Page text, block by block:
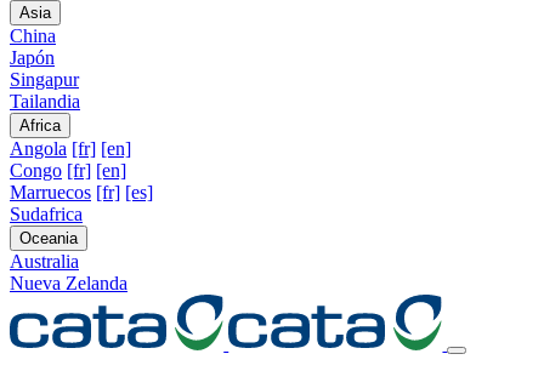
Asia
China
Japón
Singapur
Tailandia
Africa
Angola [fr] [en]
Congo [fr] [en]
Marruecos [fr] [es]
Sudafrica
Oceania
Australia
Nueva Zelanda